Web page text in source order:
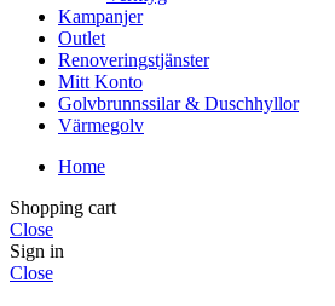
Kampanjer
Outlet
Renoveringstjänster
Mitt Konto
Golvbrunnssilar & Duschhyllor
Värmegolv
Home
Shopping cart
Close
Sign in
Close